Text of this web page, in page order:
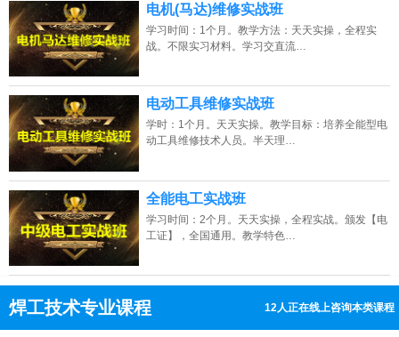
电机(马达)维修实战班
学习时间：1个月。教学方法：天天实操，全程实
战。不限实习材料。学习交直流…
电动工具维修实战班
学时：1个月。天天实操。教学目标：培养全能型电
动工具维修技术人员。半天理…
全能电工实战班
学习时间：2个月。天天实操，全程实战。颁发【电
工证】，全国通用。教学特色…
焊工技术专业课程 12人正在线上咨询本类课程
天津的网友正进入本页访问